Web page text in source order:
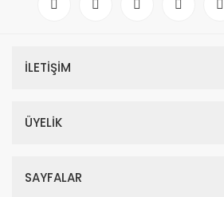
İLETİŞİM
ÜYELİK
SAYFALAR